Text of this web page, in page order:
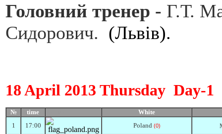
Головний тренер - Г.Т.
Сидорович. (Львів).
18April 2013 Thursday Day-1
№ time
White
1
17:00 Poland (0)